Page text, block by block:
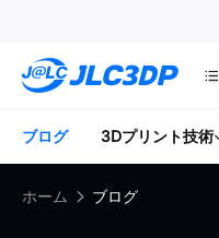
ブログ 3Dプリント技術
ホーム ブログ